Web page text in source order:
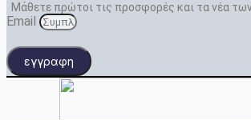
Μάθετε πρώτοι τις προσφορές και τα νέα
Email
εγγραφη